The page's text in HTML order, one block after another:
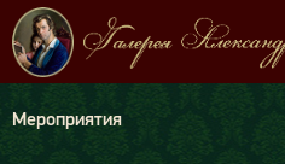
Мероприятия